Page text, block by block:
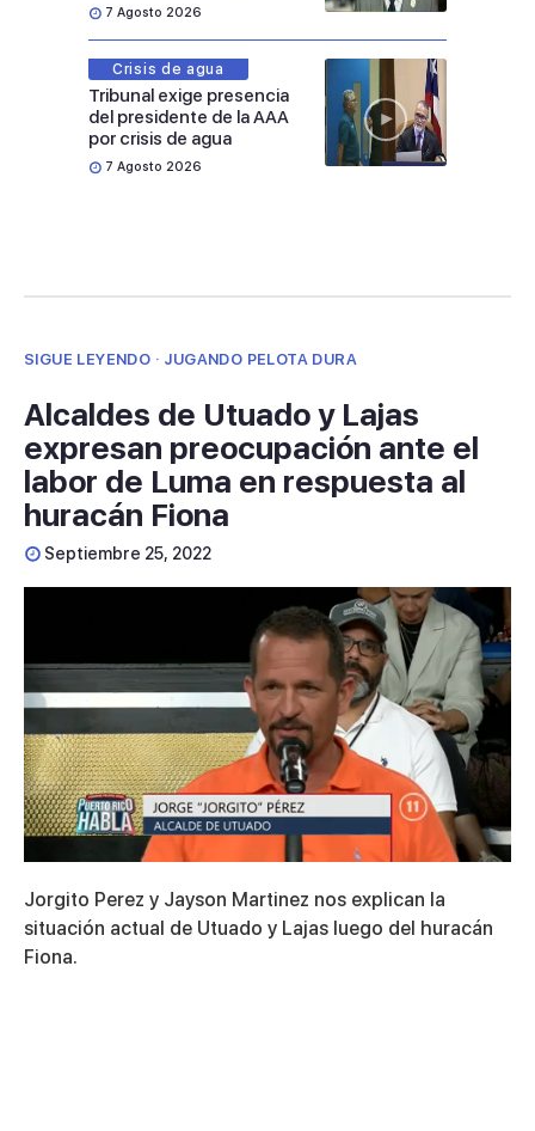
7 Agosto 2026
Crisis de agua
Tribunal exige presencia
del presidente de la AAA
por crisis de agua
7 Agosto 2026
SIGUE LEYENDO · JUGANDO PELOTA DURA
Alcaldes de Utuado y Lajas
expresan preocupación ante el
labor de Luma en respuesta al
huracán Fiona
Septiembre 25, 2022
of
3
minutes,
27
seconds
Jorgito Perez y Jayson Martinez nos explican la
situación actual de Utuado y Lajas luego del huracán
Fiona.